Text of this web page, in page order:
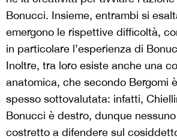
Bonucci. Insieme, entrambi si
emergono le rispettive difficoltà,
in particolare l’esperienza di
Inoltre, tra loro esiste anche una
anatomica, che secondo Bergomi
spesso sottovalutata: infatti,
Bonucci è destro, dunque
costretto a difendere sul